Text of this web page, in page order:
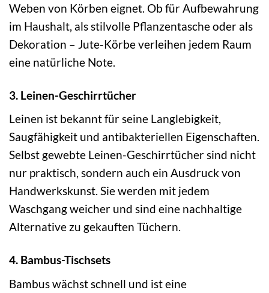
Weben von Körben eignet. Ob für Aufbewahrung
im Haushalt, als stilvolle Pflanzentasche oder als
Dekoration – Jute-Körbe verleihen jedem Raum
eine natürliche Note.
3. Leinen-Geschirrtücher
Leinen ist bekannt für seine Langlebigkeit,
Saugfähigkeit und antibakteriellen Eigenschaften.
Selbst gewebte Leinen-Geschirrtücher sind nicht
nur praktisch, sondern auch ein Ausdruck von
Handwerkskunst. Sie werden mit jedem
Waschgang weicher und sind eine nachhaltige
Alternative zu gekauften Tüchern.
4. Bambus-Tischsets
Bambus wächst schnell und ist eine